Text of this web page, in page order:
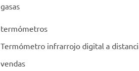
gasas
termómetros
Termómetro infrarrojo digital a
vendas